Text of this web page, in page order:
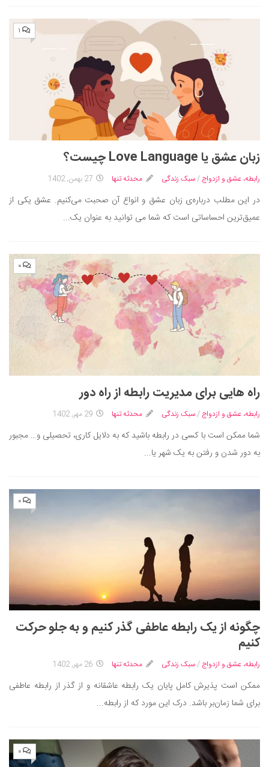
۱
زبان عشق یا Love Language چیست؟
رابطه، عشق و ازدواج /سبک زندگی محدثه تنها 27 بهمن, 1402
در این مطلب درباره‌ی زبان عشق و انواع آن صحبت می‌کنیم. عشق یکی از
عمیق‌ترین احساساتی است که شما می توانید به عنوان یک...
۰
راه‌ هایی برای مدیریت رابطه از راه دور
رابطه، عشق و ازدواج /سبک زندگی محدثه تنها 29 مهر, 1402
شما ممکن است با کسی در رابطه باشید که به دلایل کاری، تحصیلی و… مجبور
به دور شدن و رفتن به یک شهر یا...
۰
چگونه از یک رابطه عاطفی گذر کنیم و به جلو حرکت
کنیم
رابطه، عشق و ازدواج /سبک زندگی محدثه تنها 26 مهر, 1402
ممکن است پذیرش کامل پایان یک رابطه عاشقانه و از گذر از رابطه عاطفی
برای شما زمان‌بر باشد. درک این مورد که از رابطه...
۰